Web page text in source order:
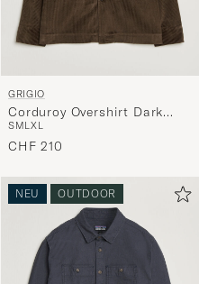
GRIGIO
Corduroy Overshirt Dark
Brown
SMLXL
CHF 210
NEU OUTDOOR